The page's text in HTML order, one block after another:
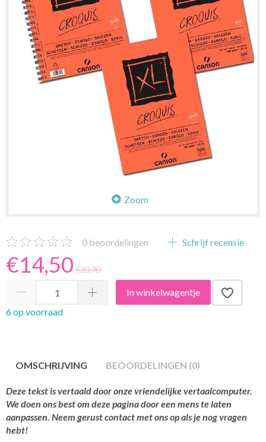
Zoom
0 beoordelingen Schrijf recensie
€14,50 €20,70
In winkelwagentje
6 op voorraad
OMSCHRIJVING BEOORDELINGEN (0)
Deze tekst is vertaald door onze vriendelijke vertaalcomputer.
We doen ons best om deze pagina door een mens te laten
aanpassen. Neem gerust contact met ons op als je nog vragen
hebt!